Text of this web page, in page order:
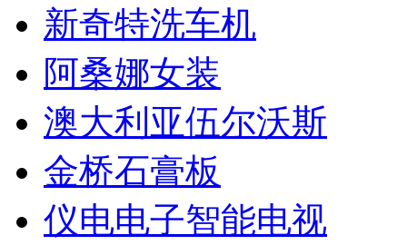
新奇特洗车机
阿桑娜女装
澳大利亚伍尔沃斯
金桥石膏板
仪电电子智能电视